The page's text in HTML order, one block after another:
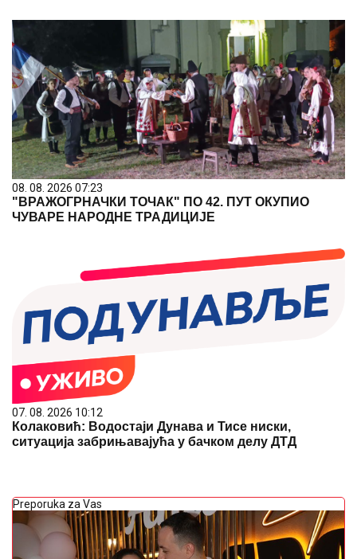
08. 08. 2026 07:23
"ВРАЖОГРНАЧКИ ТОЧАК" ПО 42. ПУТ ОКУПИО
ЧУВАРЕ НАРОДНЕ ТРАДИЦИЈЕ
07. 08. 2026 10:12
Колаковић: Водостаји Дунава и Тисе ниски,
ситуација забрињавајућа у бачком делу ДТД
Preporuka za Vas